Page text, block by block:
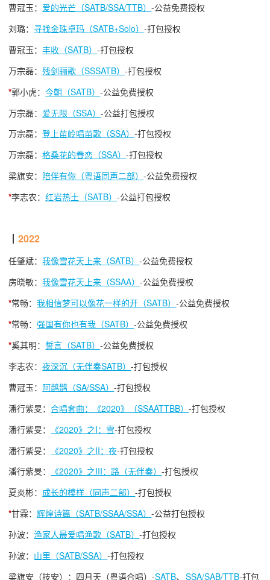
曹冠玉： 爱的光芒（SATB/SSA/TTB）-公益免费授权
刘璐： 寻找金珠卓玛（SATB+Solo）-打包授权
曹冠玉：丰收（SATB）-打包授权
万宗磊：残剑骊歌（SSSATB）-打包授权
*郭小虎：今朝（SATB）-公益免费授权
万宗磊： 爱无限（SSA）-公益打包授权
万宗磊：登上苗岭唱苗歌（SSA）-打包授权
万宗磊：格桑花的眷恋（SSA）-打包授权
梁旗安： 陪伴有你（粤语同声二部）-公益免费授权
*李志农：红岩热土（SATB）-公益打包授权
┃2022
任肇斌：我像雪花天上来（SATB）-公益免费授权
房晓敏：我像雪花天上来（SSAA）-公益免费授权
*常畅：我相信梦可以像花一样的开（SATB）-公益免费授权
*常畅：强国有你也有我（SATB）-公益免费授权
*奚其明：誓言（SATB）-公益免费授权
李志农：夜深沉（无伴奏SATB）-打包授权
曹冠玉： 阿鹊鹊（SA/SSA）-打包授权
潘行紫旻：合唱套曲：《2020》（SSAATTBB）-打包授权
潘行紫旻：
《2020》之I：雪-打包授权
潘行紫旻：
《2020》之II：夜-打包授权
潘行紫旻：
《2020》之III：路（无伴奏）-打包授权
夏炎彬： 成长的模样（同声二部）-打包授权
*甘霖：辉煌诗篇（SATB/SSAA/SSA）-公益打包授权
孙波：渔家人最爱唱渔歌（SATB）-打包授权
孙波： 山里（SATB/SSA）-打包授权
梁旗安（技安）：四月天（粤语合唱）-SATB、SSA/SAB/TTB-打包